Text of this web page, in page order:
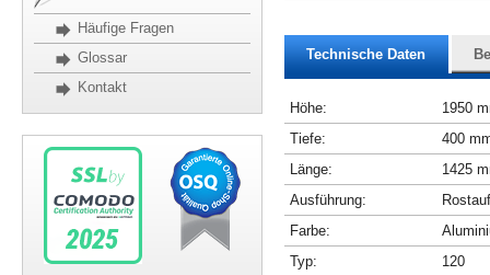
Häufige Fragen
Glossar
Kontakt
Technische Daten
Höhe:
1950
Tiefe:
400
Länge:
1425
Ausführung:
Farbe:
Typ:
120